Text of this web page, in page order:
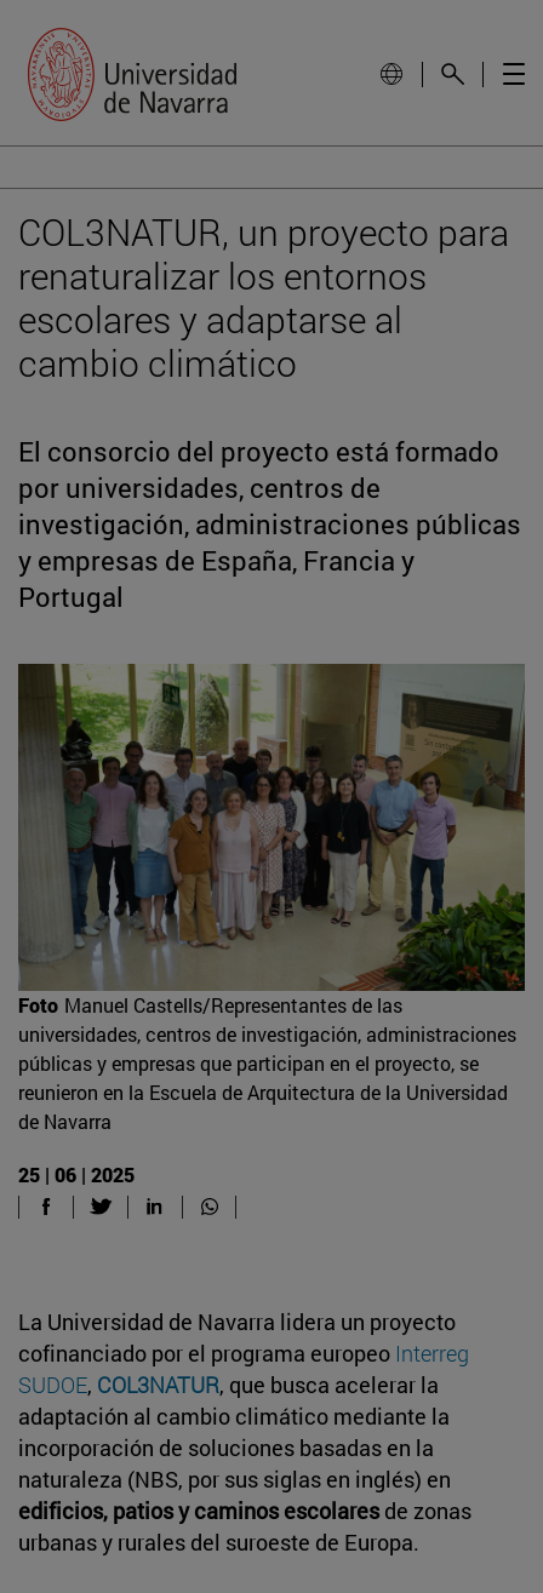
COL3NATUR, un proyecto para
renaturalizar los entornos
escolares y adaptarse al
cambio climático
El consorcio del proyecto está formado
por universidades, centros de
investigación, administraciones públicas
y empresas de España, Francia y
Portugal
Foto Manuel Castells/Representantes de las
universidades, centros de investigación, administraciones
públicas y empresas que participan en el proyecto, se
reunieron en la Escuela de Arquitectura de la Universidad
de Navarra
25 | 06 | 2025
La Universidad de Navarra lidera un proyecto
cofinanciado por el programa europeo Interreg
SUDOE, COL3NATUR, que busca acelerar la
adaptación al cambio climático mediante la
incorporación de soluciones basadas en la
naturaleza (NBS, por sus siglas en inglés) en
edificios, patios y caminos escolaresde zonas
urbanas y rurales del suroeste de Europa.